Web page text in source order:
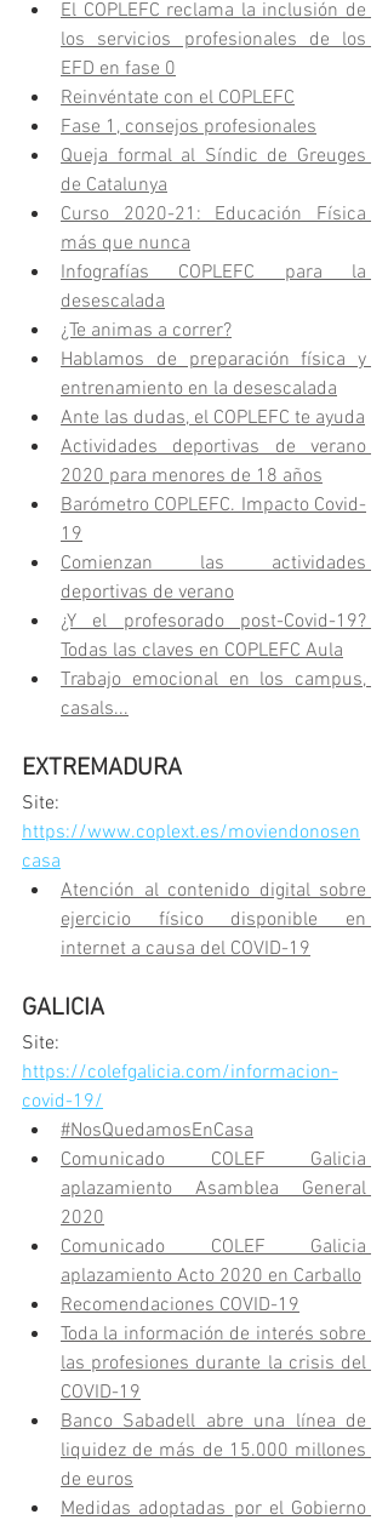
El COPLEFC reclama la inclusión de
los servicios profesionales de los
EFD en fase 0
Reinvéntate con el COPLEFC
Fase 1, consejos profesionales
Queja formal al Síndic de Greuges
de Catalunya
Curso 2020-21: Educación Física
más que nunca
Infografías COPLEFC para la
desescalada
¿Te animas a correr?
Hablamos de preparación física y
entrenamiento en la desescalada
Ante las dudas, el COPLEFC te ayuda
Actividades deportivas de verano
2020 para menores de 18 años
Barómetro COPLEFC. Impacto Covid-
19
Comienzan las actividades
deportivas de verano
¿Y el profesorado post-Covid-19?
Todas las claves en COPLEFC Aula
Trabajo emocional en los campus,
casals...
EXTREMADURA
https://www.coplext.es/moviendonosen
casa
Atención al contenido digital sobre
ejercicio físico disponible en
internet a causa del COVID-19
GALICIA
https://colefgalicia.com/informacion-
covid-19/
#NosQuedamosEnCasa
Comunicado COLEF Galicia
aplazamiento Asamblea General
2020
Comunicado COLEF Galicia
aplazamiento Acto 2020 en Carballo
Recomendaciones COVID-19
Toda la información de interés sobre
las profesiones durante la crisis del
COVID-19
Banco Sabadell abre una línea de
liquidez de más de 15.000 millones
de euros
Medidas adoptadas por el Gobierno